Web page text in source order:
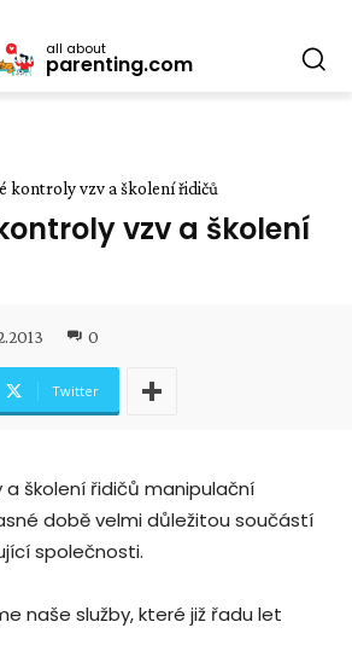
all about
parenting.com
kontroly vzv a školení řidičů
vzv a školení
0
Twitter
a školení řidičů manipulační
době velmi důležitou součástí
společnosti.
naše služby, které již řadu let